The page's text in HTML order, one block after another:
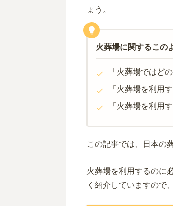
ょう。
火葬場に関するこの
「火葬場ではど
「火葬場を利用
「火葬場を利用
この記事では、日本の
火葬場を利用するのに
く紹介していますので